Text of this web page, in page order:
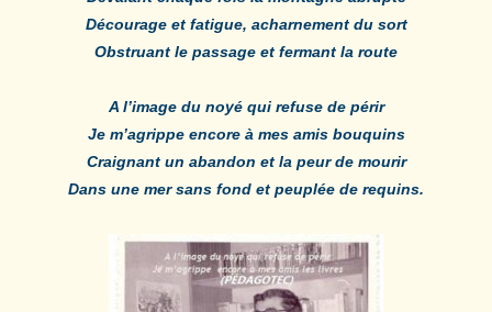
Décourage et fatigue, acharnement du sort
Obstruant le passage et fermant la route
A l’image du noyé qui refuse de périr
Je m’agrippe encore à mes amis bouquins
Craignant un abandon et la peur de mourir
Dans une mer sans fond et peuplée de requins.